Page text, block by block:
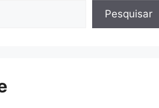
Pesquisar